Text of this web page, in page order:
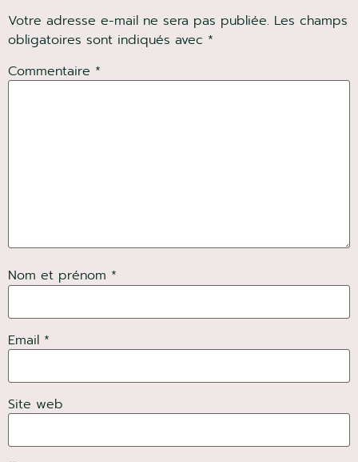
Votre adresse e-mail ne sera pas publiée. Les champs
obligatoires sont indiqués avec *
Commentaire *
Nom et prénom *
Email *
Site web